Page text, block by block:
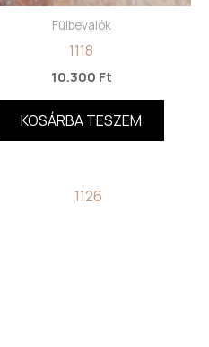
Fülbevalók
1118
10.300 Ft
KOSÁRBA TESZEM